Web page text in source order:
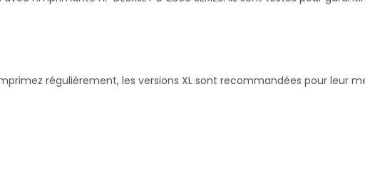
régulièrement, les versions XL sont recommandées pour leur